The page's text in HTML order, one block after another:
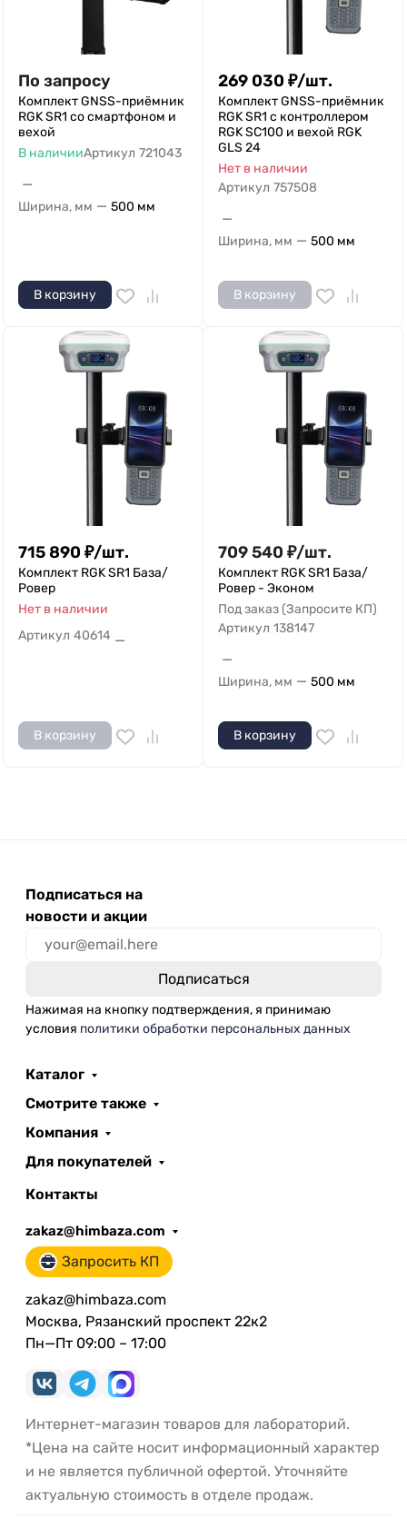
По запросу
Комплект GNSS-приёмник
RGK SR1 со смартфоном и
вехой
В наличииАртикул 721043
—
Ширина, мм — 500 мм
В корзину
269 030 ₽/шт.
Комплект GNSS-приёмник
RGK SR1 с контроллером
RGK SC100 и вехой RGK
GLS 24
Нет в наличии
Артикул 757508
—
Ширина, мм — 500 мм
В корзину
715 890 ₽/шт.
Комплект RGK SR1 База/
Ровер
Нет в наличии
Артикул 40614 —
В корзину
709 540 ₽/шт.
Комплект RGK SR1 База/
Ровер - Эконом
Под заказ (Запросите КП)
Артикул 138147
—
Ширина, мм — 500 мм
В корзину
Подписаться на
новости и акции
Нажимая на кнопку подтверждения, я принимаю
условия политики обработки персональных данных
Каталог
Смотрите также
Компания
Для покупателей
Контакты
zakaz@himbaza.com
Запросить КП
zakaz@himbaza.com
Москва, Рязанский проспект 22к2
Пн—Пт 09:00 – 17:00
Интернет-магазин товаров для лабораторий.
*Цена на сайте носит информационный характер
и не является публичной офертой. Уточняйте
актуальную стоимость в отделе продаж.